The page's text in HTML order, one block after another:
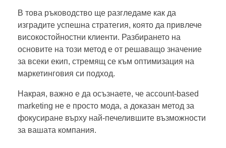
В това ръководство ще разгледаме как да
изградите успешна стратегия, която да привлече
високостойностни клиенти. Разбирането на
основите на този метод е от решаващо значение
за всеки екип, стремящ се към оптимизация на
маркетинговия си подход.
Накрая, важно е да осъзнаете, че account-based
marketing не е просто мода, а доказан метод за
фокусиране върху най-печелившите възможности
за вашата компания.